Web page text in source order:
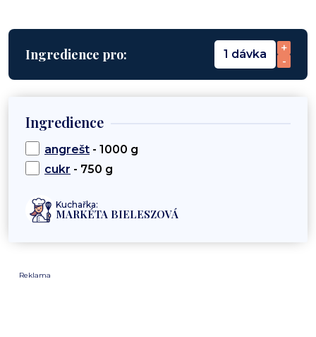
Ingredience pro: 1 dávka
+
-
Ingredience
angrešt - 1000 g
cukr - 750 g
Kuchařka:
MARKÉTA BIELESZOVÁ
Reklama